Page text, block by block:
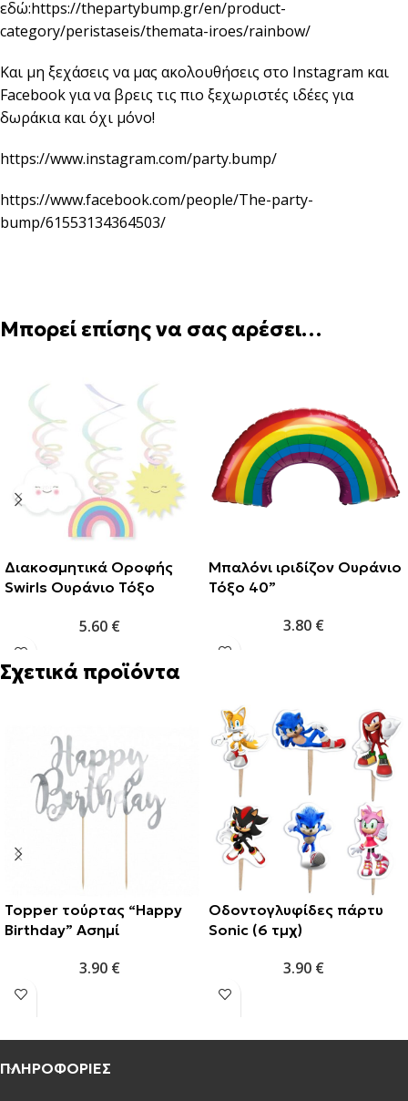
εδώ:https://thepartybump.gr/en/product-
category/peristaseis/themata-iroes/rainbow/
Και μη ξεχάσεις να μας ακολουθήσεις στο Instagram και
Facebook για να βρεις τις πιο ξεχωριστές ιδέες για
δωράκια και όχι μόνο!
https://www.instagram.com/party.bump/
https://www.facebook.com/people/The-party-
bump/61553134364503/
Μπορεί επίσης να σας αρέσει…
Διακοσμητικά Οροφής
Swirls Ουράνιο Τόξο
5.60 €
Μπαλόνι ιριδίζον Ουράνιο
Τόξο 40”
3.80 €
Σχετικά προϊόντα
Topper τούρτας “Happy
Birthday” Ασημί
3.90 €
Οδοντογλυφίδες πάρτυ
Sonic (6 τμχ)
3.90 €
ΠΛΗΡΟΦΟΡΙΕΣ